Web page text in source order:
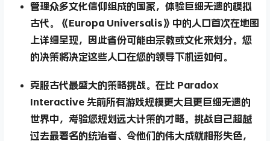
管理众多文化信仰组成的国家，体验巨细无遗的模拟
古代。《Europa Universalis》中的人口首次在地图
上详细呈现，因此省份可能由宗教或文化来划分。您
的决策将决定这些人口在您的领导下机运如何。
克服古代最盛大的策略挑战。在比 Paradox
Interactive 先前所有游戏规模更大且更巨细无遗的
世界中，考验您规划远大计策的才略。挑战自己超越
过去最著名的统治者、令他们的伟大成就相形失色，